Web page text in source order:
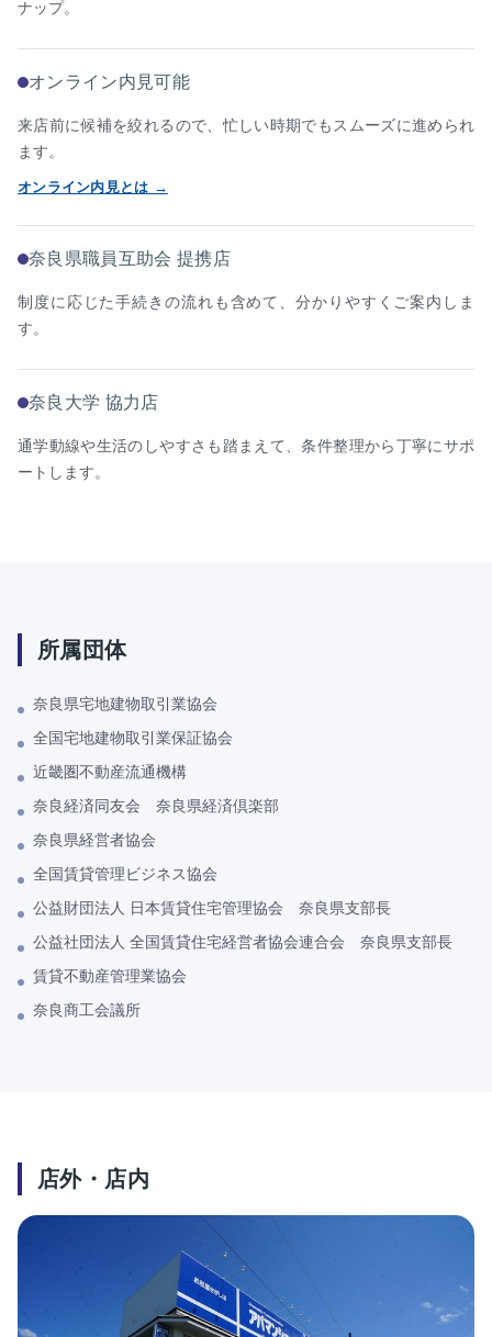
ナップ。
オンライン内見可能
来店前に候補を絞れるので、忙しい時期でもスムーズに進められ
ます。
オンライン内見とは →
奈良県職員互助会 提携店
制度に応じた手続きの流れも含めて、分かりやすくご案内しま
す。
奈良大学 協力店
通学動線や生活のしやすさも踏まえて、条件整理から丁寧にサポ
ートします。
所属団体
奈良県宅地建物取引業協会
全国宅地建物取引業保証協会
近畿圏不動産流通機構
奈良経済同友会 奈良県経済倶楽部
奈良県経営者協会
全国賃貸管理ビジネス協会
公益財団法人 日本賃貸住宅管理協会 奈良県支部長
公益社団法人 全国賃貸住宅経営者協会連合会 奈良県支部長
賃貸不動産管理業協会
奈良商工会議所
店外・店内